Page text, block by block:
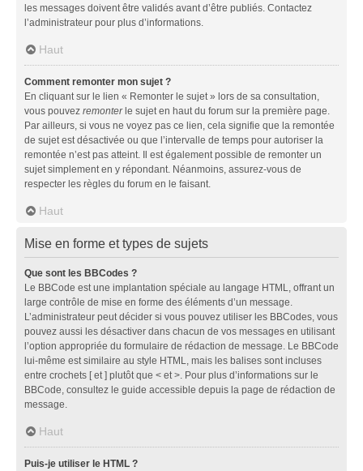
les messages doivent être validés avant d’être publiés. Contactez
l’administrateur pour plus d’informations.
Haut
Comment remonter mon sujet ?
En cliquant sur le lien « Remonter le sujet » lors de sa consultation,
vous pouvez remonterle sujet en haut du forum sur la première page.
Par ailleurs, si vous ne voyez pas ce lien, cela signifie que la remontée
de sujet est désactivée ou que l’intervalle de temps pour autoriser la
remontée n’est pas atteint. Il est également possible de remonter un
sujet simplement en y répondant. Néanmoins, assurez-vous de
respecter les règles du forum en le faisant.
Haut
Mise en forme et types de sujets
Que sont les BBCodes ?
Le BBCode est une implantation spéciale au langage HTML, offrant un
large contrôle de mise en forme des éléments d’un message.
L’administrateur peut décider si vous pouvez utiliser les BBCodes, vous
pouvez aussi les désactiver dans chacun de vos messages en utilisant
l’option appropriée du formulaire de rédaction de message. Le BBCode
lui-même est similaire au style HTML, mais les balises sont incluses
entre crochets [ et ] plutôt que < et >. Pour plus d’informations sur le
BBCode, consultez le guide accessible depuis la page de rédaction de
message.
Haut
Puis-je utiliser le HTML ?